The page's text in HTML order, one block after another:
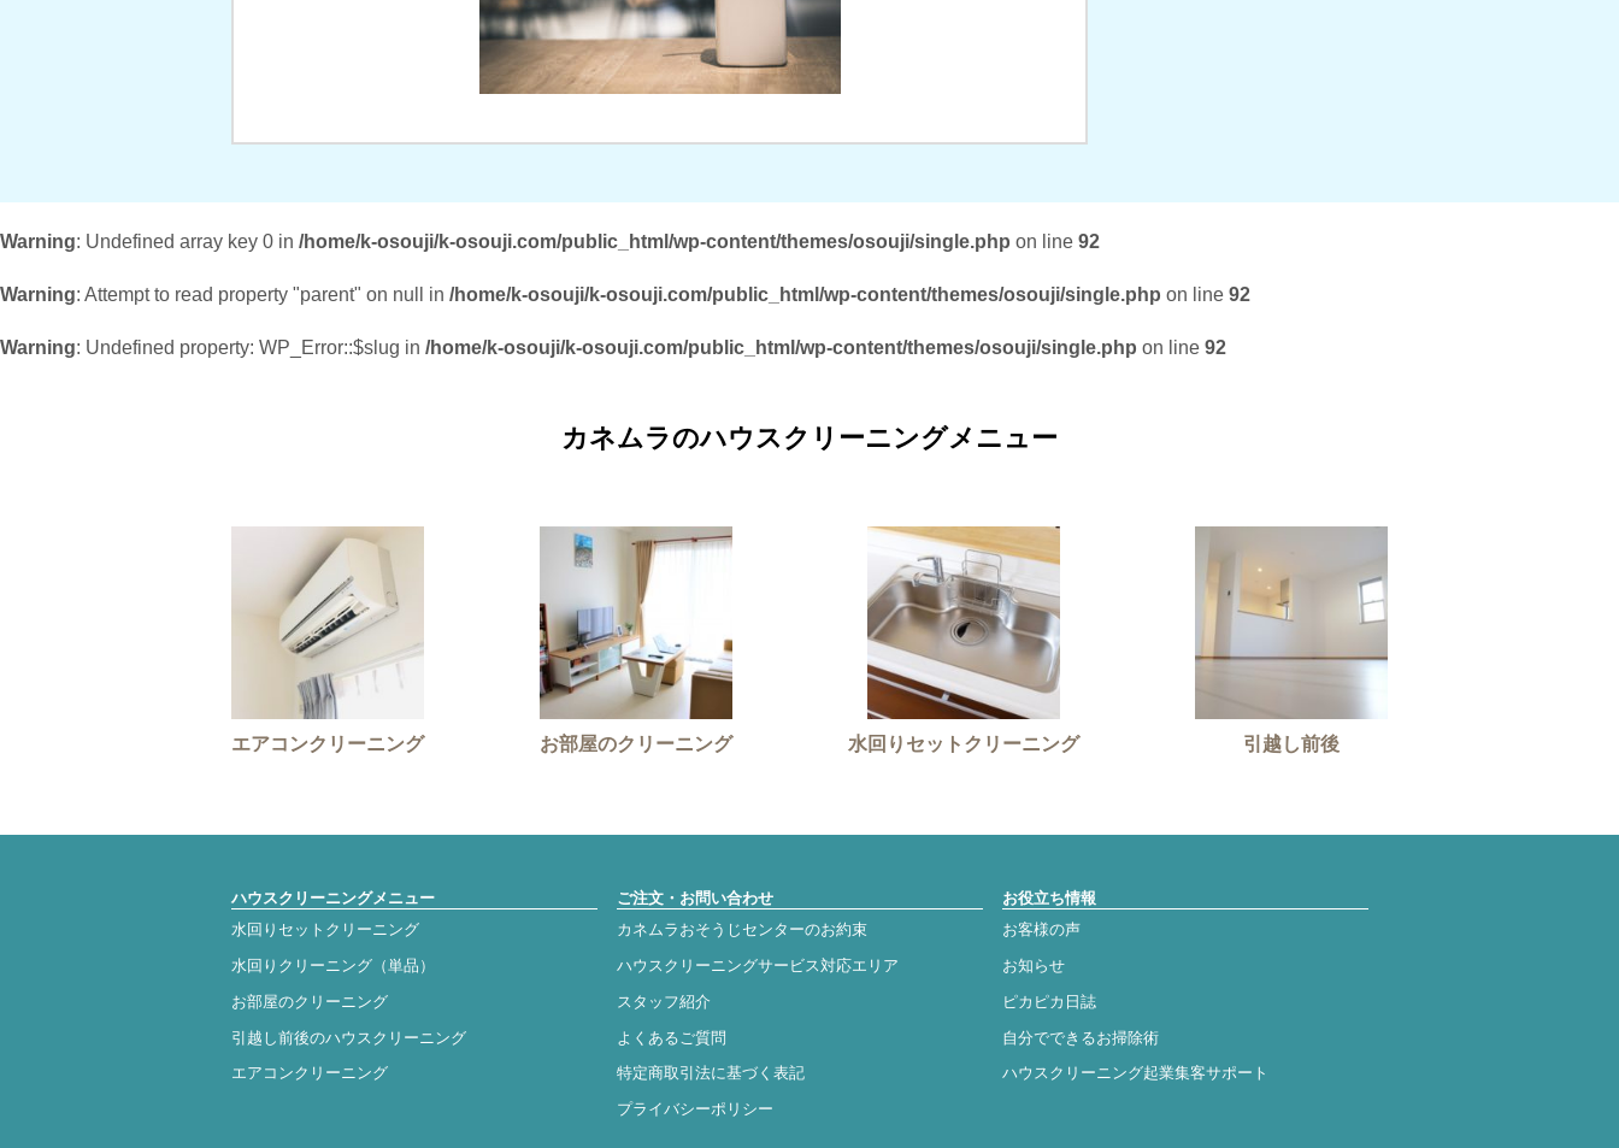
Warning: Undefined array key 0 in /home/k-osouji/k-osouji.com/public_html/wp-content/themes/osouji/single.php on line 92
Warning: Attempt to read property "parent" on null in /home/k-osouji/k-osouji.com/public_html/wp-content/themes/osouji/single.php on line 92
Warning: Undefined property: WP_Error::$slug in /home/k-osouji/k-osouji.com/public_html/wp-content/themes/osouji/single.php on line 92
カネムラのハウスクリーニングメニュー
エアコンクリーニング お部屋のクリーニング 水回りセットクリーニング 引越し前後
ハウスクリーニングメニュー
水回りセットクリーニング
水回りクリーニング（単品）
お部屋のクリーニング
引越し前後のハウスクリーニング
エアコンクリーニング
ご注文・お問い合わせ
カネムラおそうじセンターのお約束
ハウスクリーニングサービス対応エリア
スタッフ紹介
よくあるご質問
特定商取引法に基づく表記
プライバシーポリシー
お役立ち情報
お客様の声
お知らせ
ピカピカ日誌
自分でできるお掃除術
ハウスクリーニング起業集客サポート